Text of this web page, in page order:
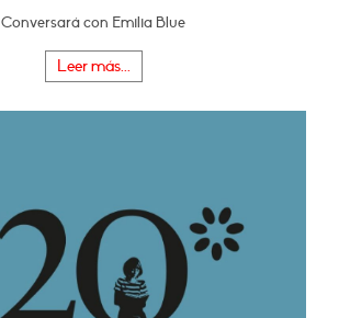
Conversará con Emilia Blue
Leer más...